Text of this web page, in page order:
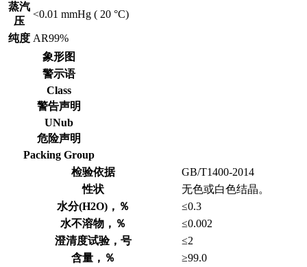
蒸汽
压
<0.01 mmHg ( 20 °C)
纯度 AR99%
象形图
警示语
Class
警告声明
UNub
危险声明
Packing Group
检验依据
GB/T1400-2014
性状
无色或白色结晶。
水分(H2O)，％
≤0.3
水不溶物，％
≤0.002
澄清度试验，号
≤2
含量，％
≥99.0